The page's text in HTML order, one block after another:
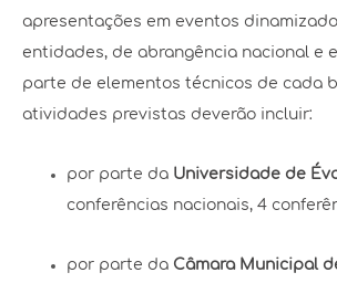
ARQUIVO
apresentações em eventos
entidades, de abrangência nacional e
parte de elementos técnicos de cada
atividades previstas deverão incluir:
por parte da Universidade de
conferências nacionais, 4
por parte da Câmara Municipal